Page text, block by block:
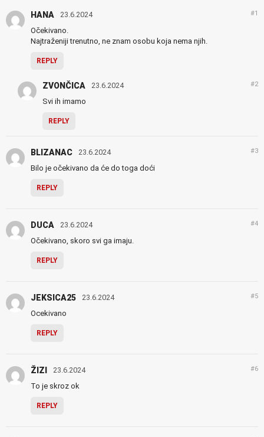
HANA 23.6.2024 #1
Očekivano.
Najtraženiji trenutno, ne znam osobu koja nema njih.
REPLY
ZVONČICA 23.6.2024 #2
Svi ih imamo
REPLY
BLIZANAC 23.6.2024 #3
Bilo je očekivano da će do toga doći
REPLY
DUCA 23.6.2024 #4
Očekivano, skoro svi ga imaju.
REPLY
JEKSICA25 23.6.2024 #5
Ocekivano
REPLY
ŽIZI 23.6.2024 #6
To je skroz ok
REPLY